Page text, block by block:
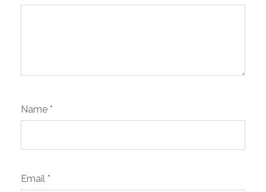
Name *
Email *